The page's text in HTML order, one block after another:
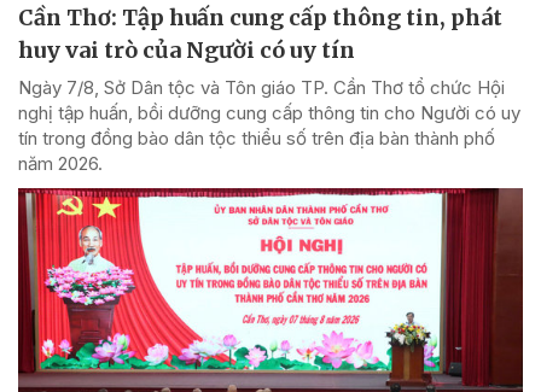
Cần Thơ: Tập huấn cung cấp thông tin, phát
huy vai trò của Người có uy tín
Ngày 7/8, Sở Dân tộc và Tôn giáo TP. Cần Thơ tổ chức Hội
nghị tập huấn, bồi dưỡng cung cấp thông tin cho Người có uy
tín trong đồng bào dân tộc thiểu số trên địa bàn thành phố
năm 2026.